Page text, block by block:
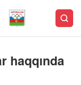
haqqında